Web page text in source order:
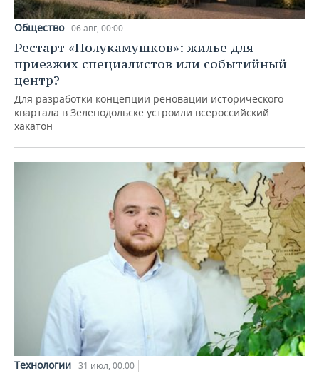
Общество 06 авг, 00:00
Рестарт «Полукамушков»: жилье для
приезжих специалистов или событийный
центр?
Для разработки концепции реновации исторического
квартала в Зеленодольске устроили всероссийский
хакатон
Технологии 31 июл, 00:00